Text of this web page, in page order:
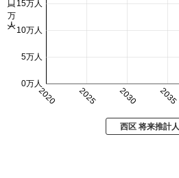
2020 2025 2030 2035
0万人
5万人
10万人
15万人
西区 将来推計